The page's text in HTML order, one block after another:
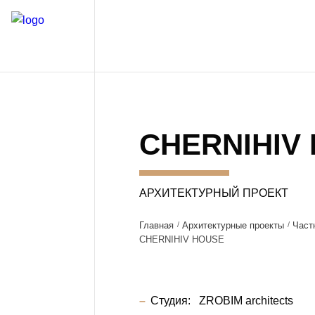
CHERNIHIV
АРХИТЕКТУРНЫЙ ПРОЕКТ
Главная Архитектурные проекты
CHERNIHIV HOUSE
Студия: ZROBIM architects